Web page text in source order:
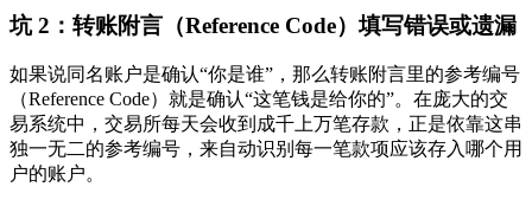
坑 2：转账附言（Reference Code）填写错误或遗漏
如果说同名账户是确认“你是谁”，那么转账附言里的参考编号
（Reference Code）就是确认“这笔钱是给你的”。在庞大的交
易系统中，交易所每天会收到成千上万笔存款，正是依靠这串
独一无二的参考编号，来自动识别每一笔款项应该存入哪个用
户的账户。